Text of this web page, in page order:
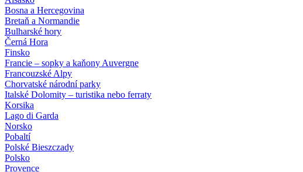
Bosna a Hercegovina
Bretaň a Normandie
Bulharské hory
Černá Hora
Finsko
Francie – sopky a kaňony Auvergne
Francouzské Alpy
Chorvatské národní parky
Italské Dolomity – turistika nebo ferraty
Korsika
Lago di Garda
Norsko
Pobaltí
Polské Bieszczady
Polsko
Provence